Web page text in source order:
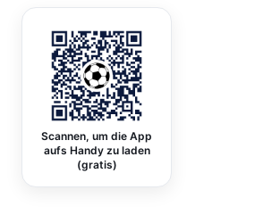
Scannen, um die App
aufs Handy zu laden
(gratis)